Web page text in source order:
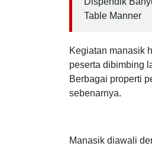
Baca Juga :
Table Manner
Kegiatan manasik
peserta dibimbing